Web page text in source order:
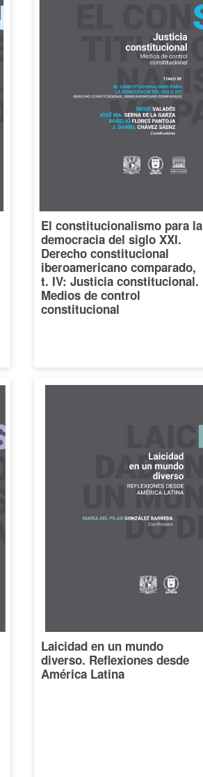
El constitucionalismo para la
democracia del siglo XXI.
Derecho constitucional
iberoamericano comparado,
t. IV: Justicia constitucional.
Medios de control
constitucional
Laicidad en un mundo
diverso. Reflexiones desde
América Latina